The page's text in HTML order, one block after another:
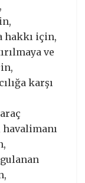
hakkı için,
ve
karşı